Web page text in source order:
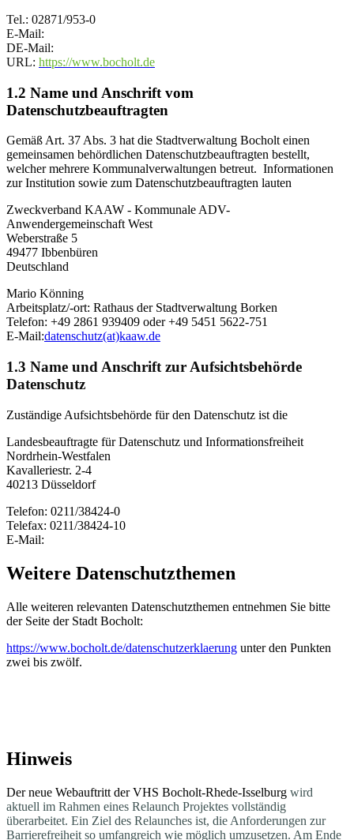
Tel.: 02871/953-0
E-Mail:
DE-Mail:
URL: https://www.bocholt.de
1.2 Name und Anschrift vom
Datenschutzbeauftragten
Gemäß Art. 37 Abs. 3 hat die Stadtverwaltung Bocholt einen
gemeinsamen behördlichen Datenschutzbeauftragten bestellt,
welcher mehrere Kommunalverwaltungen betreut. Informationen
zur Institution sowie zum Datenschutzbeauftragten lauten
Zweckverband KAAW - Kommunale ADV-
Anwendergemeinschaft West
Weberstraße 5
49477 Ibbenbüren
Deutschland
Mario Könning
Arbeitsplatz/-ort: Rathaus der Stadtverwaltung Borken
Telefon: +49 2861 939409 oder +49 5451 5622-751
E-Mail:datenschutz(at)kaaw.de
1.3 Name und Anschrift zur Aufsichtsbehörde
Datenschutz
Zuständige Aufsichtsbehörde für den Datenschutz ist die
Landesbeauftragte für Datenschutz und Informationsfreiheit
Nordrhein-Westfalen
Kavalleriestr. 2-4
40213 Düsseldorf
Telefon: 0211/38424-0
Telefax: 0211/38424-10
E-Mail:
Weitere Datenschutzthemen
Alle weiteren relevanten Datenschutzthemen entnehmen Sie bitte
der Seite der Stadt Bocholt:
https://www.bocholt.de/datenschutzerklaerung unter den Punkten
zwei bis zwölf.
Hinweis
Der neue Webauftritt der VHS Bocholt-Rhede-Isselburg wird
aktuell im Rahmen eines Relaunch Projektes vollständig
überarbeitet. Ein Ziel des Relaunches ist, die Anforderungen zur
Barrierefreiheit so umfangreich wie möglich umzusetzen. Am Ende